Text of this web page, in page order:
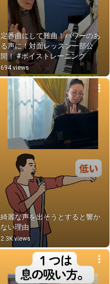
定番曲にして難曲！パワーのあ
る声に！対面レッスン一部公
開！ #ボイストレーニング
694 views
綺麗な声を出そうとすると響か
ない理由
2.3K views